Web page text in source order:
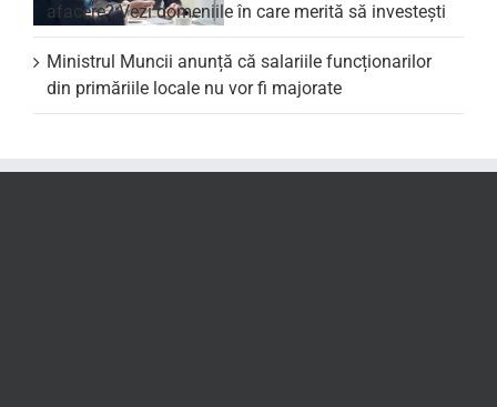
afacere? Vezi domeniile în care merită să investești
Ministrul Muncii anunță că salariile funcționarilor
din primăriile locale nu vor fi majorate